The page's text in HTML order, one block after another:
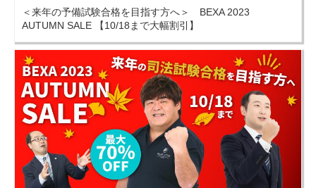
＜来年の予備試験合格を目指す方へ＞ BEXA 2023
AUTUMN SALE 【10/18まで大幅割引】